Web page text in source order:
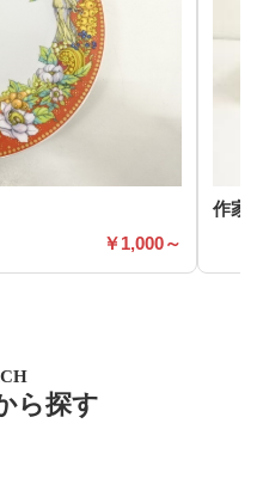
1,000～
作家
ら探す